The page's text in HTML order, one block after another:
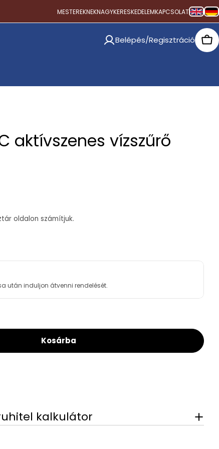
MESTEREKNEKNAGYKERESKEDELEMKAPCSOLAT
Belépés/Regisztráció
aktívszenes vízszűrő
oldalon számítjuk.
után induljon átvenni rendelését.
Pure S C Aktívszenes Vízszűrő (812561)
Woda-Pure S C Aktívszenes Vízszűrő
Kosárba
kalkulátor